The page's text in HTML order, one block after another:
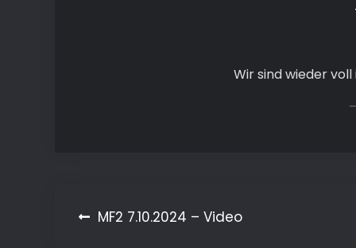
Wir sind wieder
Beitragsnavigation
MF2 7.10.2024 – Video